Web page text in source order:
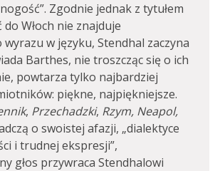
Zgodnie jednak z tytułem
do Włoch nie znajduje
w języku, Stendhal zaczyna
Barthes, nie troszcząc się o ich
powtarza tylko najbardziej
piękne, najpiękniejsze.
, Przechadzki, Rzym, Neapol,
o swoistej afazji, „dialektyce
i trudnej ekspresji”,
głos przywraca Stendhalowi